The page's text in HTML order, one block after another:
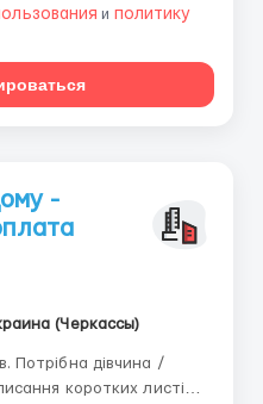
и политику
-
(Черкассы)
Потрібна дівчина /